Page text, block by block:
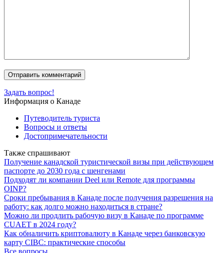
Задать вопрос!
Информация о Канаде
Путеводитель туриста
Вопросы и ответы
Достопримечательности
Также спрашивают
Получение канадской туристической визы при действующем
паспорте до 2030 года с шенгенами
Подходят ли компании Deel или Remote для программы
OINP?
Сроки пребывания в Канаде после получения разрешения на
работу: как долго можно находиться в стране?
Можно ли продлить рабочую визу в Канаде по программе
CUAET в 2024 году?
Как обналичить криптовалюту в Канаде через банковскую
карту CIBC: практические способы
Все вопросы